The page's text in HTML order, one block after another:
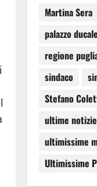
Martina Sera
palazzo ducale
regione
sindaco
Stefano
ultime
ultimissime
Ultimissime